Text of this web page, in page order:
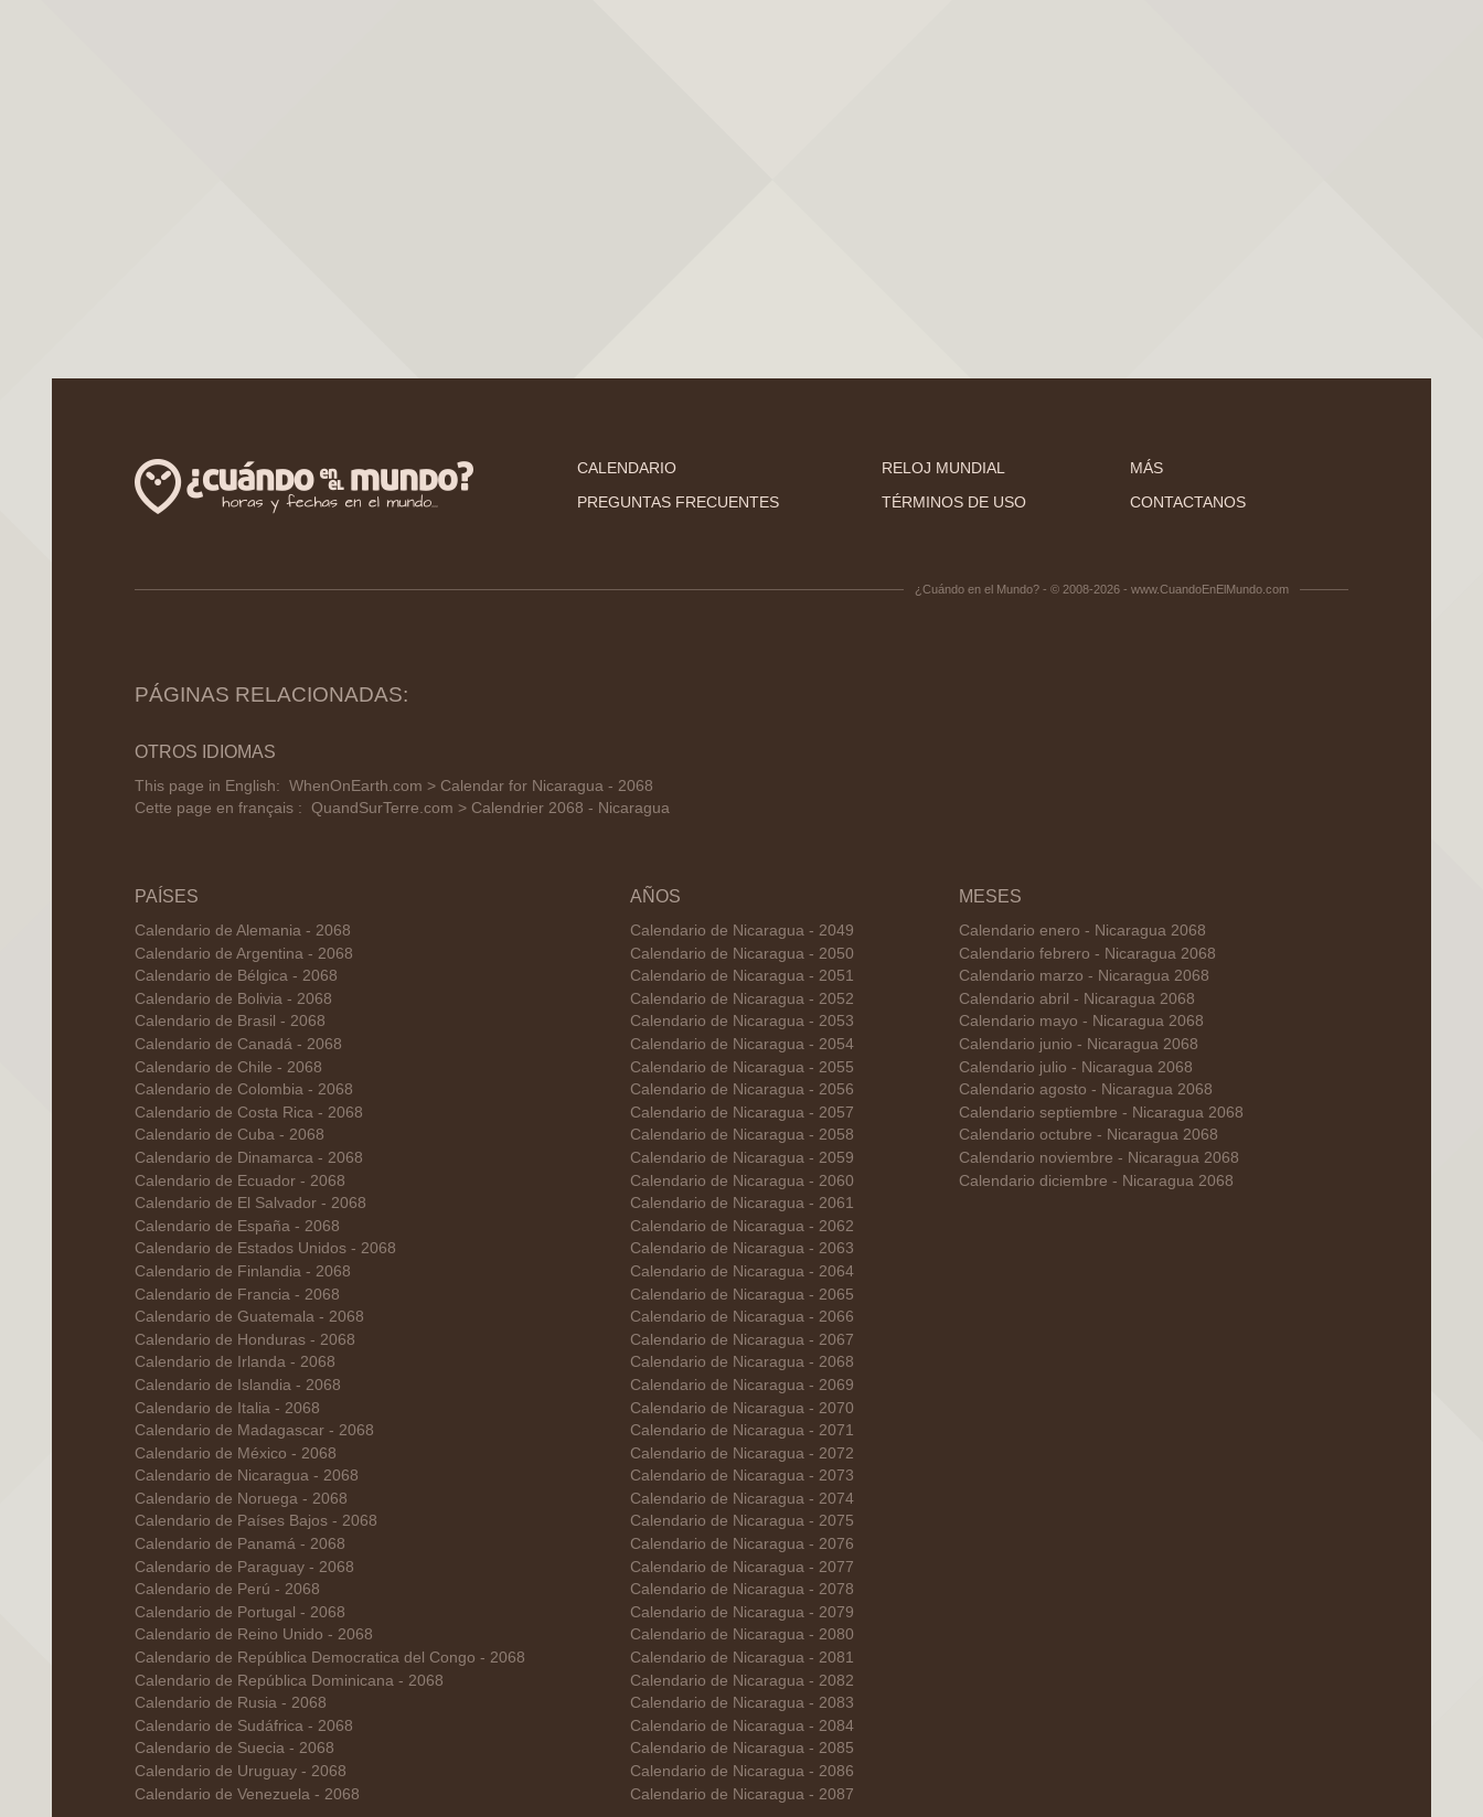
CALENDARIO RELOJ MUNDIAL
MÁS
PREGUNTAS FRECUENTES
TÉRMINOS DE USO CONTACTANOS
¿Cuándo en el Mundo? - © 2008-2026 - www.CuandoEnElMundo.com
PÁGINAS RELACIONADAS:
OTROS IDIOMAS
This page in English: WhenOnEarth.com > Calendar for Nicaragua - 2068
Cette page en français : QuandSurTerre.com > Calendrier 2068 - Nicaragua
PAÍSES
Calendario de Alemania - 2068
Calendario de Argentina - 2068
Calendario de Bélgica - 2068
Calendario de Bolivia - 2068
Calendario de Brasil - 2068
Calendario de Canadá - 2068
Calendario de Chile - 2068
Calendario de Colombia - 2068
Calendario de Costa Rica - 2068
Calendario de Cuba - 2068
Calendario de Dinamarca - 2068
Calendario de Ecuador - 2068
Calendario de El Salvador - 2068
Calendario de España - 2068
Calendario de Estados Unidos - 2068
Calendario de Finlandia - 2068
Calendario de Francia - 2068
Calendario de Guatemala - 2068
Calendario de Honduras - 2068
Calendario de Irlanda - 2068
Calendario de Islandia - 2068
Calendario de Italia - 2068
Calendario de Madagascar - 2068
Calendario de México - 2068
Calendario de Nicaragua - 2068
Calendario de Noruega - 2068
Calendario de Países Bajos - 2068
Calendario de Panamá - 2068
Calendario de Paraguay - 2068
Calendario de Perú - 2068
Calendario de Portugal - 2068
Calendario de Reino Unido - 2068
Calendario de República Democratica del Congo - 2068
Calendario de República Dominicana - 2068
Calendario de Rusia - 2068
Calendario de Sudáfrica - 2068
Calendario de Suecia - 2068
Calendario de Uruguay - 2068
Calendario de Venezuela - 2068
AÑOS
Calendario de Nicaragua - 2049
Calendario de Nicaragua - 2050
Calendario de Nicaragua - 2051
Calendario de Nicaragua - 2052
Calendario de Nicaragua - 2053
Calendario de Nicaragua - 2054
Calendario de Nicaragua - 2055
Calendario de Nicaragua - 2056
Calendario de Nicaragua - 2057
Calendario de Nicaragua - 2058
Calendario de Nicaragua - 2059
Calendario de Nicaragua - 2060
Calendario de Nicaragua - 2061
Calendario de Nicaragua - 2062
Calendario de Nicaragua - 2063
Calendario de Nicaragua - 2064
Calendario de Nicaragua - 2065
Calendario de Nicaragua - 2066
Calendario de Nicaragua - 2067
Calendario de Nicaragua - 2068
Calendario de Nicaragua - 2069
Calendario de Nicaragua - 2070
Calendario de Nicaragua - 2071
Calendario de Nicaragua - 2072
Calendario de Nicaragua - 2073
Calendario de Nicaragua - 2074
Calendario de Nicaragua - 2075
Calendario de Nicaragua - 2076
Calendario de Nicaragua - 2077
Calendario de Nicaragua - 2078
Calendario de Nicaragua - 2079
Calendario de Nicaragua - 2080
Calendario de Nicaragua - 2081
Calendario de Nicaragua - 2082
Calendario de Nicaragua - 2083
Calendario de Nicaragua - 2084
Calendario de Nicaragua - 2085
Calendario de Nicaragua - 2086
Calendario de Nicaragua - 2087
MESES
Calendario enero - Nicaragua 2068
Calendario febrero - Nicaragua 2068
Calendario marzo - Nicaragua 2068
Calendario abril - Nicaragua 2068
Calendario mayo - Nicaragua 2068
Calendario junio - Nicaragua 2068
Calendario julio - Nicaragua 2068
Calendario agosto - Nicaragua 2068
Calendario septiembre - Nicaragua 2068
Calendario octubre - Nicaragua 2068
Calendario noviembre - Nicaragua 2068
Calendario diciembre - Nicaragua 2068